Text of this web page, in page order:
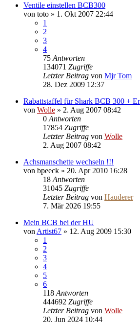
Ventile einstellen BCB300
von toto » 1. Okt 2007 22:44
1
2
3
4
75 Antworten
134071 Zugriffe
Letzter Beitrag von Mjr Tom
28. Dez 2009 12:37
Rabattstaffel für Shark BCB 300 +
von Wolle » 2. Aug 2007 08:42
0 Antworten
17854 Zugriffe
Letzter Beitrag von Wolle
2. Aug 2007 08:42
Achsmanschette wechseln !!!
von bpeeck » 20. Apr 2010 16:28
18 Antworten
31045 Zugriffe
Letzter Beitrag von Hauderer
7. Mär 2026 19:55
Mein BCB bei der HU
von Artist67 » 12. Aug 2009 15:30
1
2
3
4
5
6
118 Antworten
444692 Zugriffe
Letzter Beitrag von Wolle
20. Jun 2024 10:44